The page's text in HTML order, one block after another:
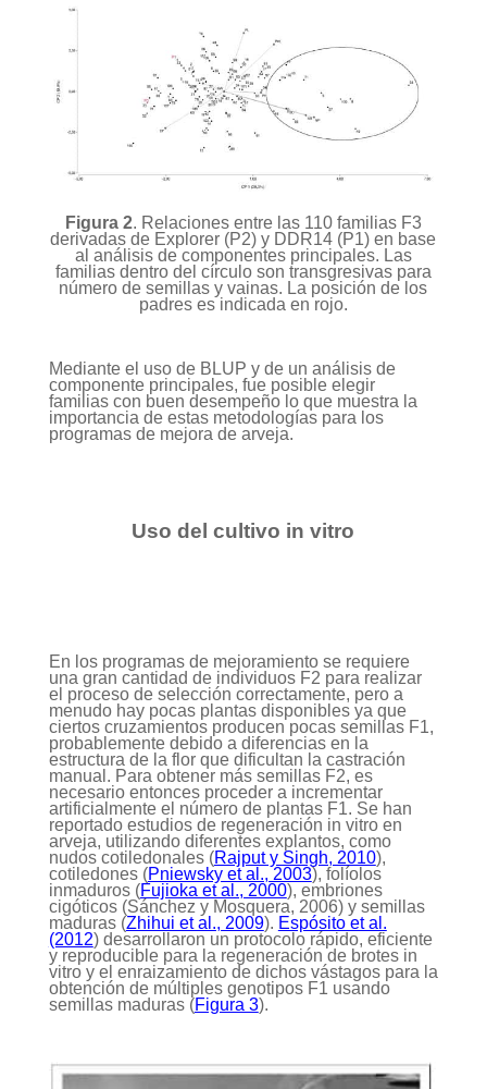
Figura 2. Relaciones entre las 110 familias F3
derivadas de Explorer (P2) y DDR14 (P1) en base
al análisis de componentes principales. Las
familias dentro del círculo son transgresivas para
número de semillas y vainas. La posición de los
padres es indicada en rojo.
Mediante el uso de BLUP y de un análisis de
componente principales, fue posible elegir
familias con buen desempeño lo que muestra la
importancia de estas metodologías para los
programas de mejora de arveja.
Uso del cultivo in vitro
En los programas de mejoramiento se requiere
una gran cantidad de individuos F2 para realizar
el proceso de selección correctamente, pero a
menudo hay pocas plantas disponibles ya que
ciertos cruzamientos producen pocas semillas F1,
probablemente debido a diferencias en la
estructura de la flor que dificultan la castración
manual. Para obtener más semillas F2, es
necesario entonces proceder a incrementar
artificialmente el número de plantas F1. Se han
reportado estudios de regeneración in vitro en
arveja, utilizando diferentes explantos, como
nudos cotiledonales (Rajput y Singh, 2010),
cotiledones (Pniewsky et al., 2003), folíolos
inmaduros (Fujioka et al., 2000), embriones
cigóticos (Sánchez y Mosquera, 2006) y semillas
maduras (Zhihui et al., 2009). Espósito et al.
(2012) desarrollaron un protocolo rápido, eficiente
y reproducible para la regeneración de brotes in
vitro y el enraizamiento de dichos vástagos para la
obtención de múltiples genotipos F1 usando
semillas maduras (Figura 3).